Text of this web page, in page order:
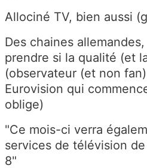
Allociné TV, bien aussi
Des chaines
prendre si la qualité (et
(observateur (et non
Eurovision qui
oblige)
"Ce mois-ci verra
services de télévision
8"